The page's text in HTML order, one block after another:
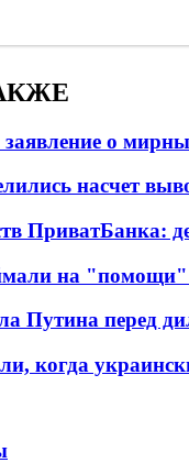
заявление о
насчет
ПриватБанка:
на
Путина перед
когда